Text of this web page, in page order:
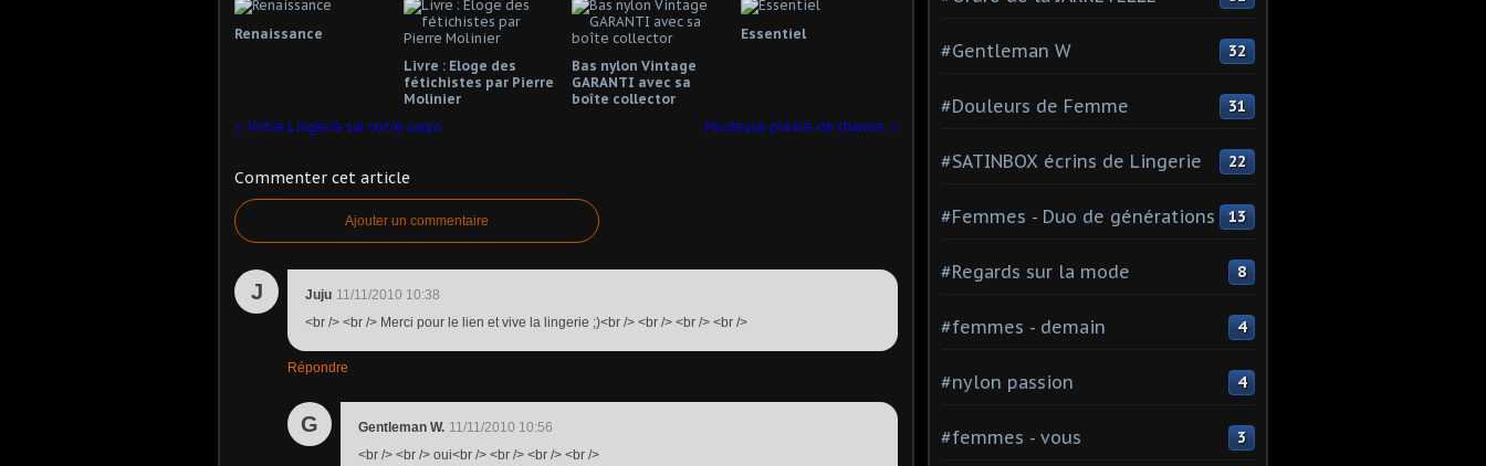
Renaissance
Livre : Eloge des
fétichistes par Pierre
Molinier
Bas nylon Vintage
GARANTI avec sa
boîte collector
Essentiel
Votre Lingerie sur votre corps Modeuse pleine de charme
Commenter cet article
Ajouter un commentaire
J Juju 11/11/2010 10:38
<br /> <br /> Merci pour le lien et vive la lingerie ;)<br /> <br /> <br /> <br />
Répondre
G Gentleman W. 11/11/2010 10:56
<br /> <br /> oui<br /> <br /> <br /> <br />
#Gentleman W 32
#Douleurs de Femme 31
#SATINBOX écrins de Lingerie 22
#Femmes - Duo de générations 13
#Regards sur la mode 8
#femmes - demain 4
#nylon passion 4
#femmes - vous 3